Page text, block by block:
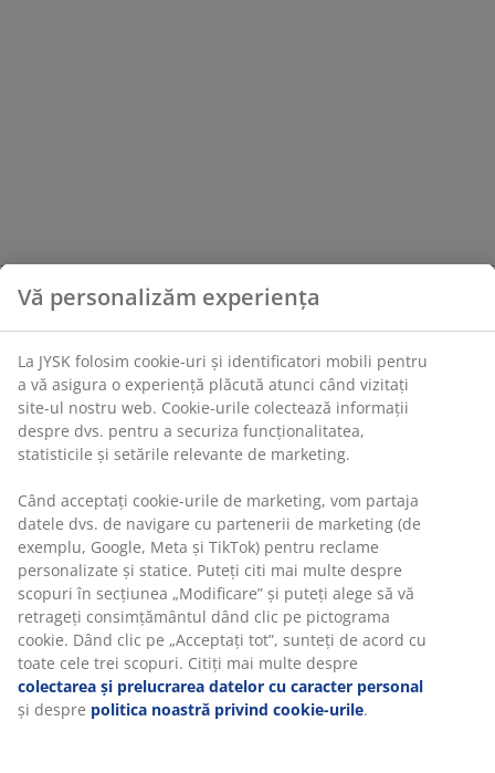
Vă personalizăm experiența
La JYSK folosim cookie-uri și identificatori mobili pentru
a vă asigura o experiență plăcută atunci când vizitați
site-ul nostru web. Cookie-urile colectează informații
despre dvs. pentru a securiza funcționalitatea,
statisticile și setările relevante de marketing.
Când acceptați cookie-urile de marketing, vom partaja
datele dvs. de navigare cu partenerii de marketing (de
exemplu, Google, Meta și TikTok) pentru reclame
personalizate și statice. Puteți citi mai multe despre
scopuri în secțiunea „Modificare” și puteți alege să vă
retrageți consimțământul dând clic pe pictograma
cookie. Dând clic pe „Acceptați tot”, sunteți de acord cu
toate cele trei scopuri. Citiți mai multe despre
colectarea și prelucrarea datelor cu caracter personal
și despre politica noastră privind cookie-urile.